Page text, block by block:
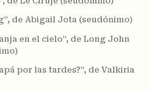
de Abigail Jota (seudónimo)
en el cielo”, de Long John
por las tardes?”, de Valkiria